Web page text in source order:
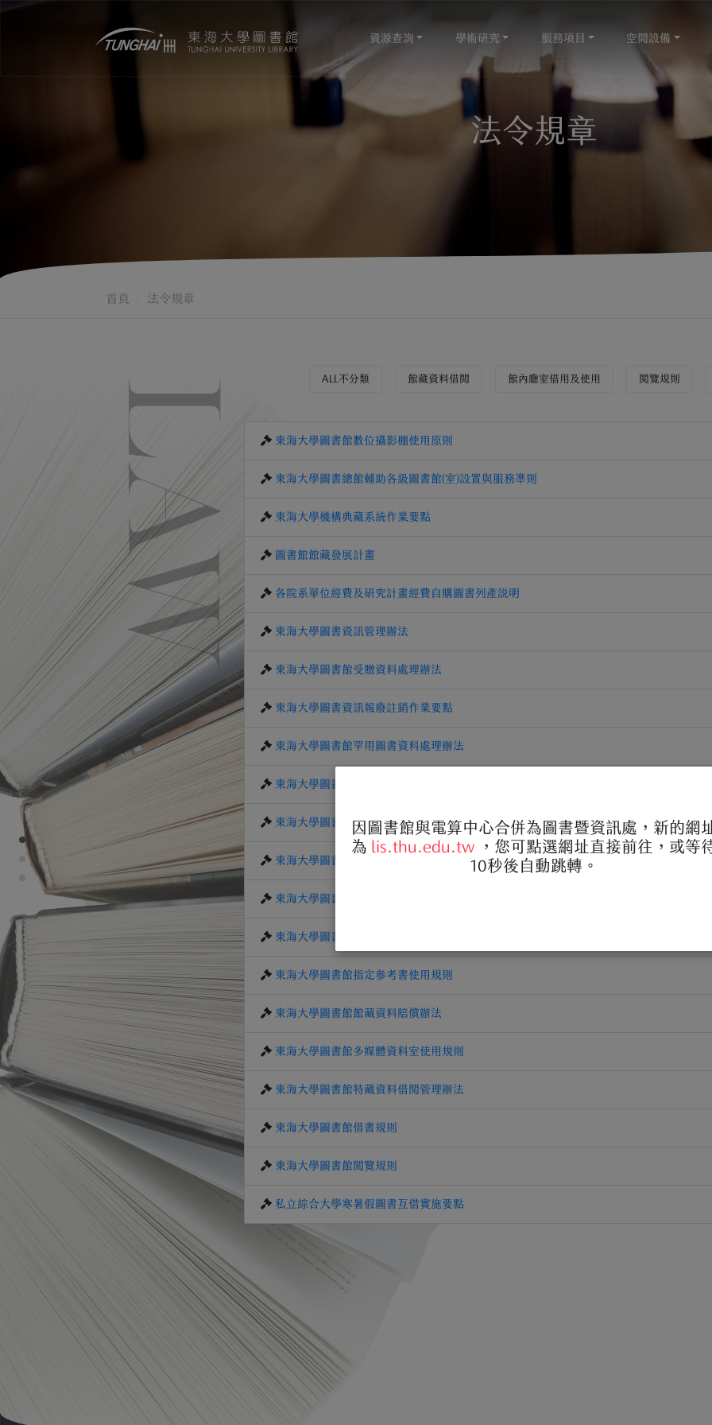
資源查詢 學術研究 服務項目 空間設備
法令規章
首頁 法令規章
LAW ALL不分類 館藏資料借閱 館內廳室借用及使用 閱覽規則
東海大學圖書館數位攝影棚使用原則
東海大學圖書總館輔助各級圖書館(室)設置與服務準則
東海大學機構典藏系統作業要點
圖書館館藏發展計畫
各院系單位經費及研究計畫經費自購圖書列產說明
東海大學圖書資訊管理辦法
東海大學圖書館受贈資料處理辦法
東海大學圖書資訊報廢註銷作業要點
東海大學圖書館罕用圖書資料處理辦法
東海大學圖書館團體討論室使用要點
東海大學圖書館研究室使用辦法
東海大學圖書館良鑑廳使用規則及借用管理辦法
東海大學圖書館自修閱覽室使用管理辦法
東海大學圖書館發展基金設置與管理辦法
東海大學圖書館指定參考書使用規則
東海大學圖書館館藏資料賠償辦法
東海大學圖書館多媒體資料室使用規則
東海大學圖書館特藏資料借閱管理辦法
東海大學圖書館借書規則
東海大學圖書館閱覽規則
私立綜合大學寒暑假圖書互借實施要點
因圖書館與電算中心合併為圖書暨資訊處，新的網
為
lis.thu.edu.tw ，您可點選網址直接前往，或等
10秒後自動跳轉。